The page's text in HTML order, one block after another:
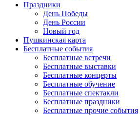
Праздники
День Победы
День России
Новый год
Пушкинская карта
Бесплатные события
Бесплатные встречи
Бесплатные выставки
Бесплатные концерты
Бесплатные обучение
Бесплатные спектакли
Бесплатные праздники
Бесплатные прочие события